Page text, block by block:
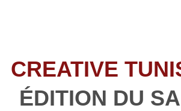
CREATIVE
ÉDITION DU